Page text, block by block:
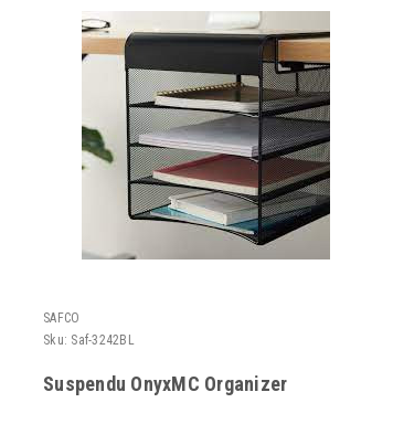
SAFCO
Sku: Saf-3242BL
Suspendu OnyxMC Organizer